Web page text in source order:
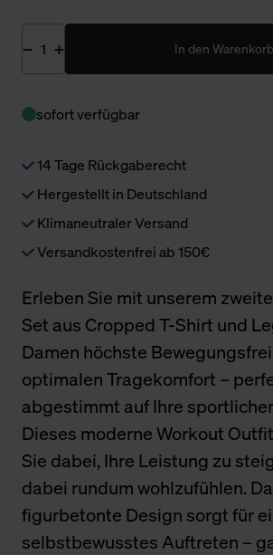
In den Warenkorb
sofort verfügbar
14 Tage Rückgaberecht
Hergestellt in Deutschland
Klimaneutraler Versand
Versandkostenfrei ab 150€
Erleben Sie mit unserem
Set aus Cropped T-Shirt und
Damen höchste
optimalen Tragekomfort –
abgestimmt auf Ihre
Dieses moderne Workout
Sie dabei, Ihre Leistung zu
dabei rundum wohlzufühlen.
figurbetonte Design sorgt für
selbstbewusstes Auftreten –